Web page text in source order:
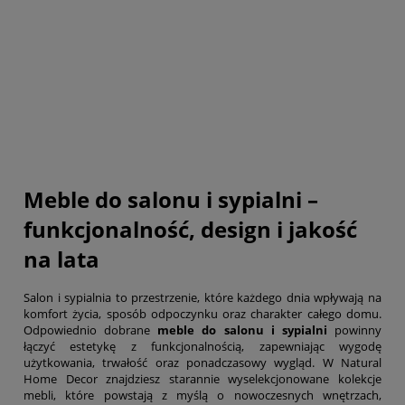
Meble do salonu i sypialni –
funkcjonalność, design i jakość
na lata
Salon i sypialnia to przestrzenie, które każdego dnia wpływają na
komfort życia, sposób odpoczynku oraz charakter całego domu.
Odpowiednio dobrane meble do salonu i sypialni powinny
łączyć estetykę z funkcjonalnością, zapewniając wygodę
użytkowania, trwałość oraz ponadczasowy wygląd. W Natural
Home Decor znajdziesz starannie wyselekcjonowane kolekcje
mebli, które powstają z myślą o nowoczesnych wnętrzach,